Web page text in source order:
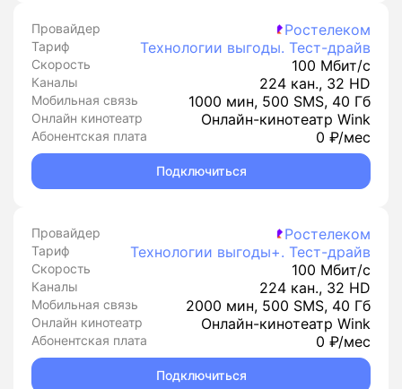
Провайдер Ростелеком
Тариф Технологии выгоды. Тест-драйв
Скорость 100 Мбит/с
Каналы 224 кан., 32 HD
Мобильная связь 1000 мин, 500 SMS, 40 Гб
Онлайн кинотеатр Онлайн-кинотеатр Wink
Абонентская плата 0 ₽/мес
Подключиться
Провайдер Ростелеком
Тариф Технологии выгоды+. Тест-драйв
Скорость 100 Мбит/с
Каналы 224 кан., 32 HD
Мобильная связь 2000 мин, 500 SMS, 40 Гб
Онлайн кинотеатр Онлайн-кинотеатр Wink
Абонентская плата 0 ₽/мес
Подключиться